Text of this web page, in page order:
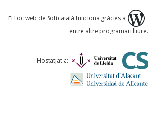
Què proposeu?
Comentari *
El lloc web de Softcatalà funciona gràcies a
entre altre programari lliure.
Hostatjat a: